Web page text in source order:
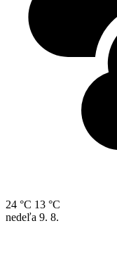
24 °C 13 °C
nedeľa 9. 8.